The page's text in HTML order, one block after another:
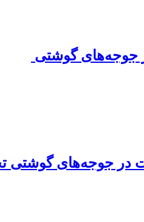
جوجه‌های گوشتی
در جوجه‌های